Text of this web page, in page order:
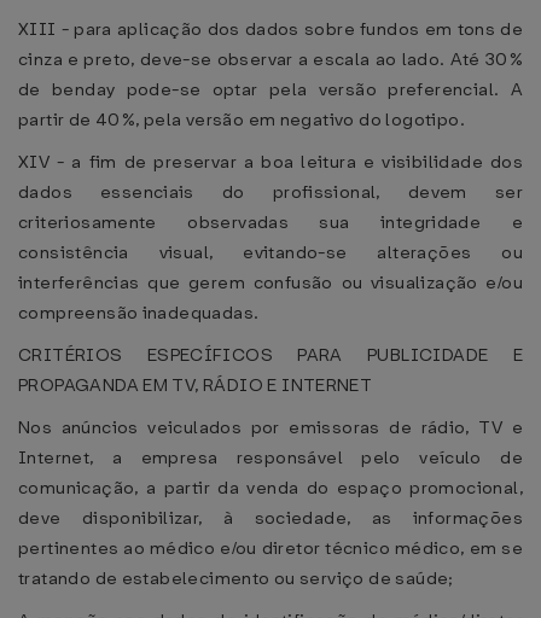
XIII - para aplicação dos dados sobre fundos em tons de
cinza e preto, deve-se observar a escala ao lado. Até 30%
de benday pode-se optar pela versão preferencial. A
partir de 40%, pela versão em negativo do logotipo.
XIV - a fim de preservar a boa leitura e visibilidade dos
dados essenciais do profissional, devem ser
criteriosamente observadas sua integridade e
consistência visual, evitando-se alterações ou
interferências que gerem confusão ou visualização e/ou
compreensão inadequadas.
CRITÉRIOS ESPECÍFICOS PARA PUBLICIDADE E
PROPAGANDA EM TV, RÁDIO E INTERNET
Nos anúncios veiculados por emissoras de rádio, TV e
Internet, a empresa responsável pelo veículo de
comunicação, a partir da venda do espaço promocional,
deve disponibilizar, à sociedade, as informações
pertinentes ao médico e/ou diretor técnico médico, em se
tratando de estabelecimento ou serviço de saúde;